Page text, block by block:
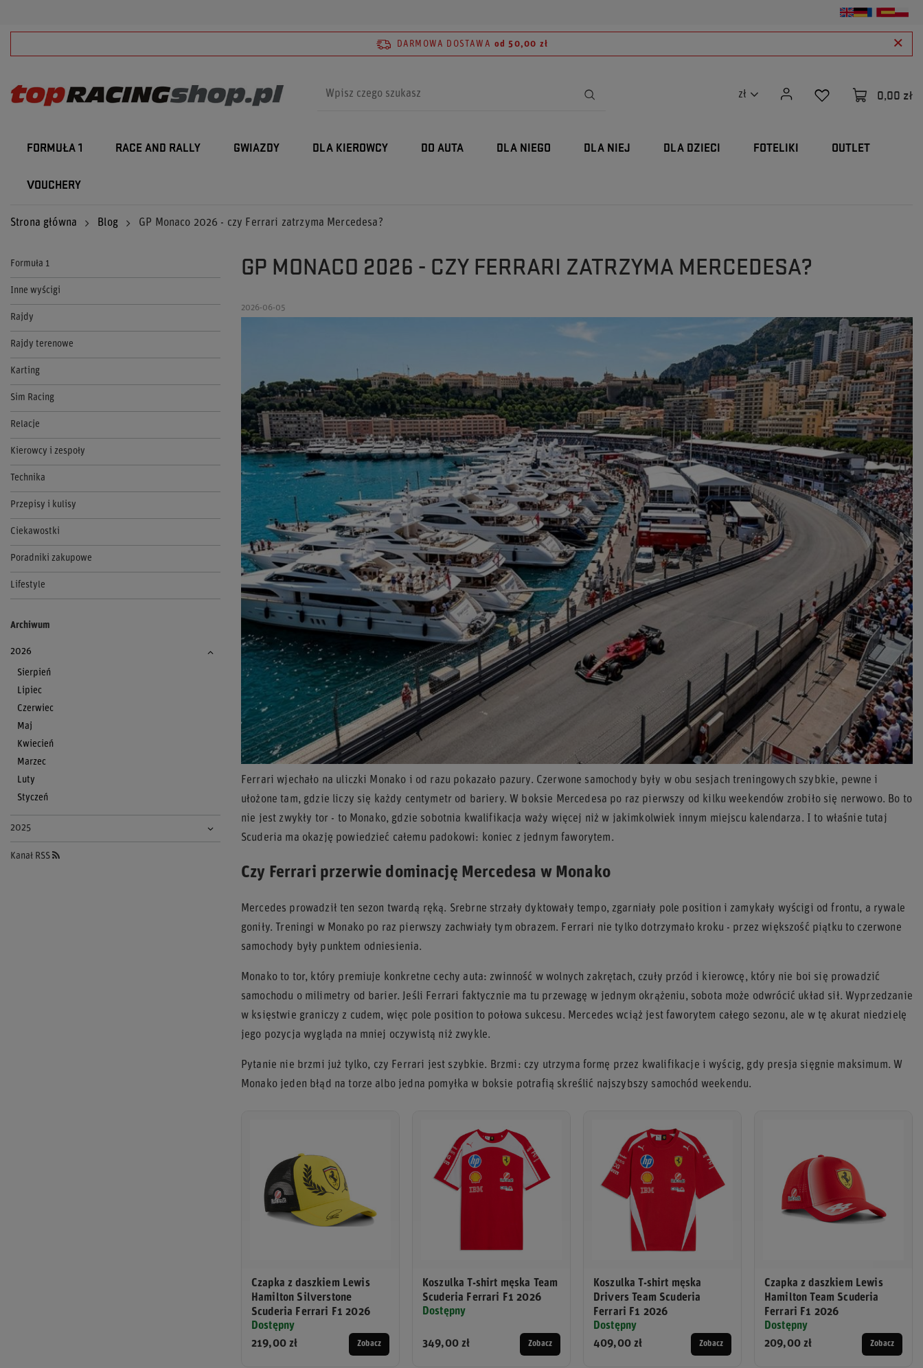
DARMOWA DOSTAWA od 50,00 zł
zł 0,00 zł
FORMUŁA 1 RACE AND RALLY GWIAZDY DLA KIEROWCY DO AUTA DLA NIEGO DLA NIEJ DLA DZIECI FOTELIKI OUTLET
VOUCHERY
Strona główna Blog GP Monaco 2026 - czy Ferrari zatrzyma Mercedesa?
Formuła 1
Inne wyścigi
Rajdy
Rajdy terenowe
Karting
Sim Racing
Relacje
Kierowcy i zespoły
Technika
Przepisy i kulisy
Ciekawostki
Poradniki zakupowe
Lifestyle
Archiwum
2026
Sierpień
Lipiec
Czerwiec
Maj
Kwiecień
Marzec
Luty
Styczeń
2025
Kanał RSS
GP MONACO 2026 - CZY FERRARI ZATRZYMA MERCEDESA?
2026-06-05
Ferrari wjechało na uliczki Monako i od razu pokazało pazury. Czerwone samochody były w obu sesjach treningowych szybkie, pewne i
ułożone tam, gdzie liczy się każdy centymetr od bariery. W boksie Mercedesa po raz pierwszy od kilku weekendów zrobiło się nerwowo. Bo to
nie jest zwykły tor - to Monako, gdzie sobotnia kwalifikacja waży więcej niż w jakimkolwiek innym miejscu kalendarza. I to właśnie tutaj
Scuderia ma okazję powiedzieć całemu padokowi: koniec z jednym faworytem.
Czy Ferrari przerwie dominację Mercedesa w Monako
Mercedes prowadził ten sezon twardą ręką. Srebrne strzały dyktowały tempo, zgarniały pole position i zamykały wyścigi od frontu, a rywale
goniły. Treningi w Monako po raz pierwszy zachwiały tym obrazem. Ferrari nie tylko dotrzymało kroku - przez większość piątku to czerwone
samochody były punktem odniesienia.
Monako to tor, który premiuje konkretne cechy auta: zwinność w wolnych zakrętach, czuły przód i kierowcę, który nie boi się prowadzić
samochodu o milimetry od barier. Jeśli Ferrari faktycznie ma tu przewagę w jednym okrążeniu, sobota może odwrócić układ sił. Wyprzedzanie
w księstwie graniczy z cudem, więc pole position to połowa sukcesu. Mercedes wciąż jest faworytem całego sezonu, ale w tę akurat niedzielę
jego pozycja wygląda na mniej oczywistą niż zwykle.
Pytanie nie brzmi już tylko, czy Ferrari jest szybkie. Brzmi: czy utrzyma formę przez kwalifikacje i wyścig, gdy presja sięgnie maksimum. W
Monako jeden błąd na torze albo jedna pomyłka w boksie potrafią skreślić najszybszy samochód weekendu.
Czapka z daszkiem Lewis
Hamilton Silverstone
Scuderia Ferrari F1 2026
Dostępny
219,00 zł
Zobacz
Koszulka T-shirt męska Team
Scuderia Ferrari F1 2026
Dostępny
349,00 zł Zobacz
Koszulka T-shirt męska
Drivers Team Scuderia
Ferrari F1 2026
Dostępny
409,00 zł
Zobacz
Czapka z daszkiem Lewis
Hamilton Team Scuderia
Ferrari F1 2026
Dostępny
209,00 zł
Zobacz